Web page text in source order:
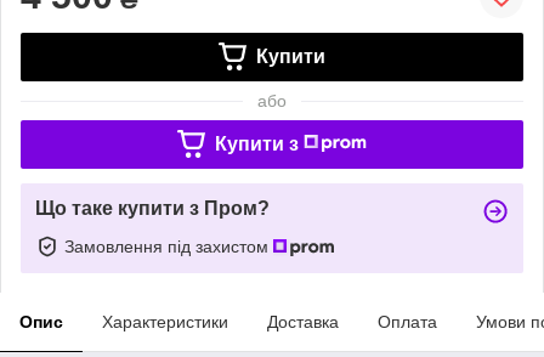
Купити
або
Купити з
Що таке купити з Пром?
Замовлення під захистом
Опис Характеристики Доставка Оплата Умови